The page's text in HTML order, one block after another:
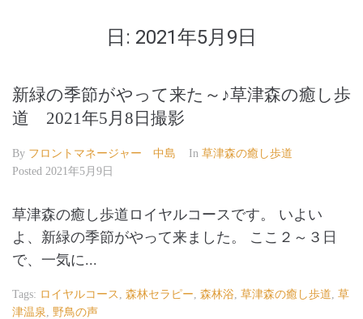
日: 2021年5月9日
新緑の季節がやって来た～♪草津森の癒し歩
道 2021年5月8日撮影
By フロントマネージャー 中島 In 草津森の癒し歩道
Posted 2021年5月9日
草津森の癒し歩道ロイヤルコースです。 いよい
よ、新緑の季節がやって来ました。 ここ２～３日
で、一気に...
Tags: ロイヤルコース , 森林セラピー, 森林浴, 草津森の癒し歩道, 草
津温泉, 野鳥の声